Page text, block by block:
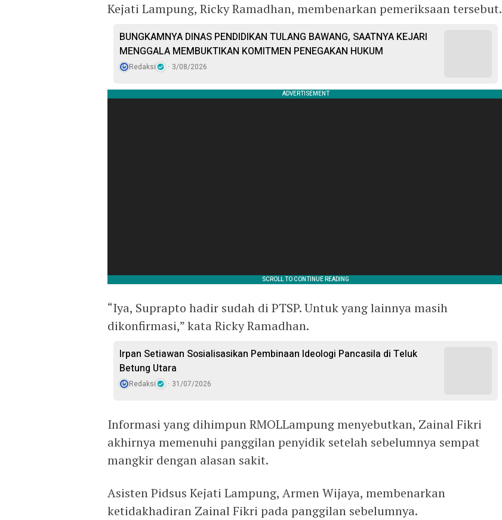
Kejati Lampung, Ricky Ramadhan, membenarkan pemeriksaan tersebut.
BUNGKAMNYA DINAS PENDIDIKAN TULANG BAWANG, SAATNYA KEJARI
MENGGALA MEMBUKTIKAN KOMITMEN PENEGAKAN HUKUM
Redaksi 3/08/2026
“Iya, Suprapto hadir sudah di PTSP. Untuk yang lainnya masih
dikonfirmasi,” kata Ricky Ramadhan.
Irpan Setiawan Sosialisasikan Pembinaan Ideologi Pancasila di Teluk
Betung Utara
Redaksi 31/07/2026
Informasi yang dihimpun RMOLLampung menyebutkan, Zainal Fikri
akhirnya memenuhi panggilan penyidik setelah sebelumnya sempat
mangkir dengan alasan sakit.
Asisten Pidsus Kejati Lampung, Armen Wijaya, membenarkan
ketidakhadiran Zainal Fikri pada panggilan sebelumnya.